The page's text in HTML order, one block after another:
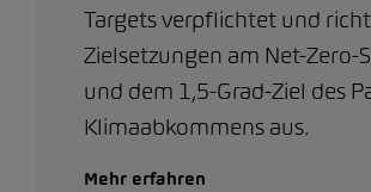
Targets verpflichtet und
Zielsetzungen am Net-Zero-
und dem 1,5-Grad-Ziel des
Klimaabkommens aus.
Mehr erfahren